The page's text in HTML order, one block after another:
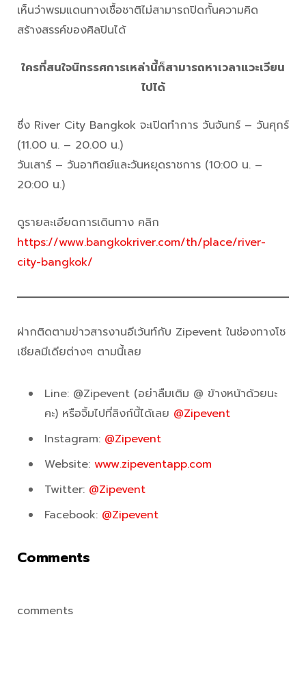
เห็นว่าพรมแดนทางเชื้อชาติไม่สามารถปิดกั้นความคิด
สร้างสรรค์ของศิลปินได้
ใครที่สนใจนิทรรศการเหล่านี้ก็สามารถหาเวลาแวะเวียน
ไปได้
ซึ่ง River City Bangkok จะเปิดทำการ วันจันทร์ – วันศุกร์
(11.00 น. – 20.00 น.)
วันเสาร์ – วันอาทิตย์และวันหยุดราชการ (10:00 น. –
20:00 น.)
ดูรายละเอียดการเดินทาง คลิก
https://www.bangkokriver.com/th/place/river-
city-bangkok/
ฝากติดตามข่าวสารงานอีเว้นท์กับ Zipevent ในช่องทางโซ
เชียลมีเดียต่างๆ ตามนี้เลย
Line: @Zipevent (อย่าลืมเติม @ ข้างหน้าด้วยนะ
คะ) หรือจิ้มไปที่ลิงก์นี้ได้เลย @Zipevent
Instagram: @Zipevent
Website: www.zipeventapp.com
Twitter: @Zipevent
Facebook: @Zipevent
Comments
comments